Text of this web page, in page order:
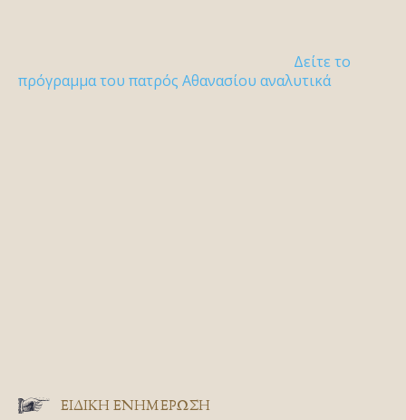
Δείτε το
πρόγραμμα του πατρός Αθανασίου αναλυτικά
ΕΙΔΙΚΉ ΕΝΗΜΈΡΩΣΗ